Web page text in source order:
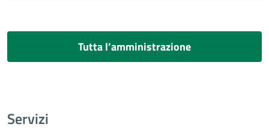
Tutta l’amministrazione
Servizi